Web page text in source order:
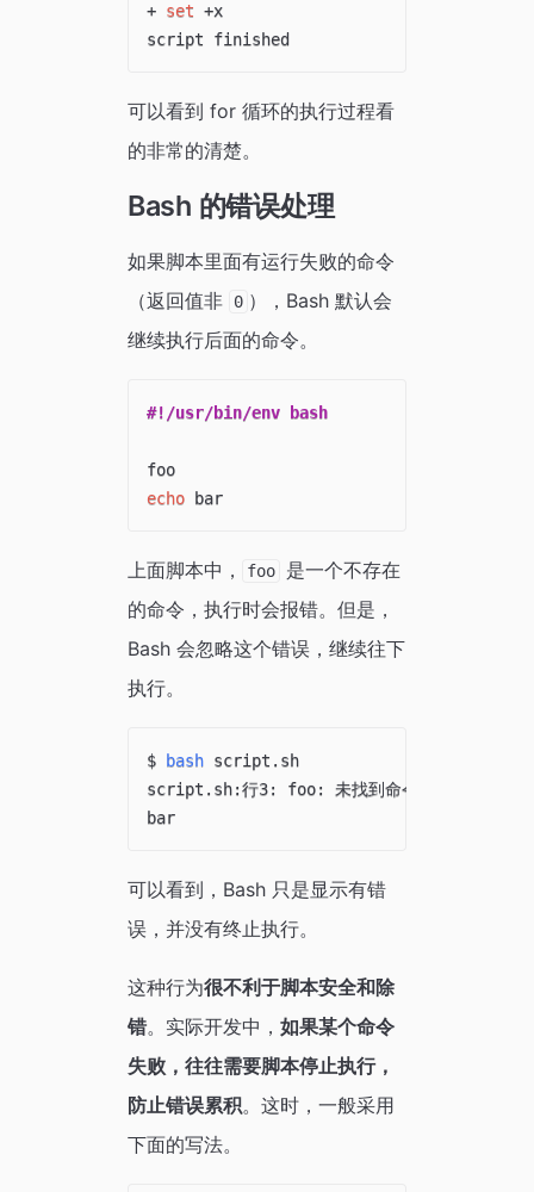
+ set +x
可以看到 for 循环的执行过程看
的非常的清楚。
Bash 的错误处理
如果脚本里面有运行失败的命令
（返回值非
0 ），Bash 默认会
继续执行后面的命令。
#!/usr/bin/env bash
foo
echo
bar
上面脚本中， foo
是一个不存在
的命令，执行时会报错。但是，
Bash 会忽略这个错误，继续往下
执行。
$ bash script.sh
script.sh:行3: foo: 未找到命令
bar
可以看到，Bash 只是显示有错
误，并没有终止执行。
这种行为很不利于脚本安全和除
错。实际开发中， 如果某个命令
失败，往往需要脚本停止执行，
防止错误累积。这时，一般采用
下面的写法。